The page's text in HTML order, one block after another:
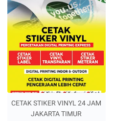
CETAK STIKER VINYL 24 JAM
JAKARTA TIMUR